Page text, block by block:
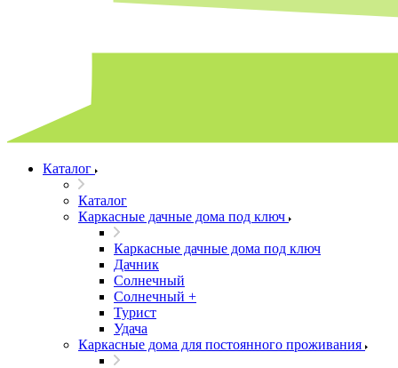
Каталог
Каталог
Каркасные дачные дома под ключ
Каркасные дачные дома под ключ
Дачник
Солнечный
Солнечный +
Турист
Удача
Каркасные дома для постоянного проживания